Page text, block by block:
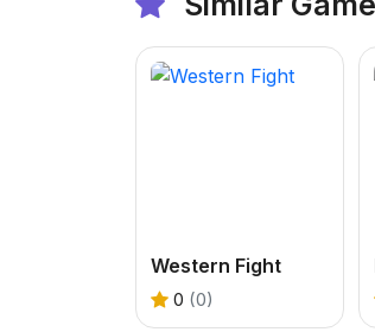
Western Fight
0 (0)